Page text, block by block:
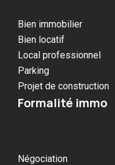
Bien immobilier
Bien locatif
Local professionnel
Parking
Projet de construction
Formalité immo
Négociation